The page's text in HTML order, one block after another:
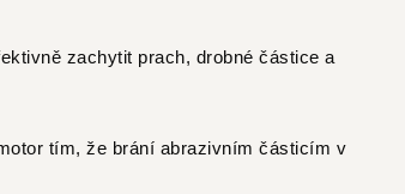
zachytit prach, drobné částice a
tím, že brání abrazivním částicím v